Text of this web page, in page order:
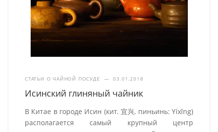
СТАТЬИ О ЧАЙНОЙ ПОСУДЕ — 03.01.2018
Исинский глиняный чайник
В Китае в городе Исин (кит. 宜兴, пиньинь: Yíxīng)
располагается самый крупный центр